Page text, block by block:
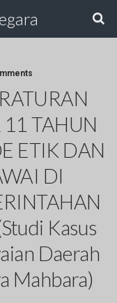
TAHUN
ETIK DAN
DI
Kasus
Daerah
Mahbara)